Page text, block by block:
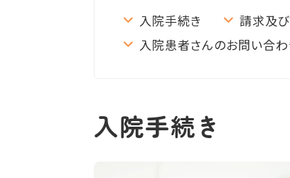
入院手続き
請求及
入院患者さんのお問い合
入院手続き